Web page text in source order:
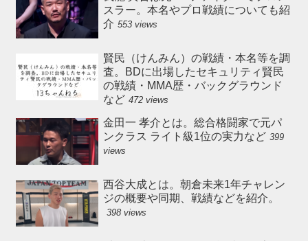
スラー。本名やプロ戦績についても紹
介 553 views
賢民（けんみん）の戦績・本名等を調
査。BDに出場したセキュリティ賢民
の戦績・MMA歴・バックグラウンド
など 472 views
金田一 孝介とは。総合格闘家で元パ
ンクラス ライト級1位の実力など 399
views
西谷大成とは。朝倉未来1年チャレン
ジの概要や同期、戦績などを紹介。
398 views